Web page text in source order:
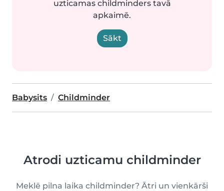
uzticamas childminders tavā
apkaimē.
Sākt
Babysits Childminder
Atrodi uzticamu childminder
Meklē pilna laika childminder? Ātri un vienkārši